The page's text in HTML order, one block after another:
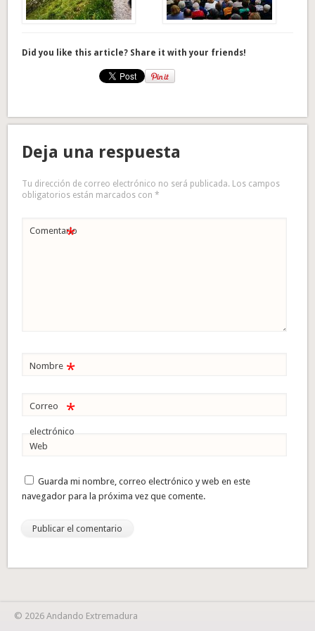
Did you like this article? Share it with your friends!
Deja una respuesta
Tu dirección de correo electrónico no será publicada. Los campos
obligatorios están marcados con*
Comentario
*
Nombre *
Correo
electrónico
*
Web
Guarda mi nombre, correo electrónico y web en este
navegador para la próxima vez que comente.
© 2026 Andando Extremadura